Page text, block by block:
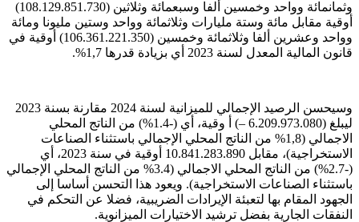
وثمانمائة وواحد وخمسين ألفا وسبعمائة وثلاثين (108.129.851.730)
أوقية مقابل مائة وستة مليارات وثلاثمائة وواحد وستين مليونا ومائة
وواحد وعشرين ألفا وثلاثمائة وخمسين (106.361.221.350) أوقية في
قانون المالية المعدل لسنة 2023 أي بزيادة قدرها 1,7%.
وسيحسن الرصيد الإجمالي للميزانية لسنة 2024 مقارنة بسنة 2023
ليبلغ (6.209.973.080 –) أ وقية، أي (-1.4%) من الناتج المحلي
الاجمالي (1,8% من الناتج المحلي الإجمالي باستثناء الصناعات
الاستخراجية)، مقابل 10.841.283.890 أوقية في سنة 2023، أي
(-2.7%) من الناتج المحلي الاجمالي (3.4% من الناتج المحلي الإجمالي
باستثناء الصناعات الاستخراجية). ويعود هذا التحسن أساسا إلى
الجهود المقام بها لتعبئة الإيرادات الضريبية، فضلا عن التحكم في
النفقات الجارية بفضل ترشيد الاختيارات الميزانوية.